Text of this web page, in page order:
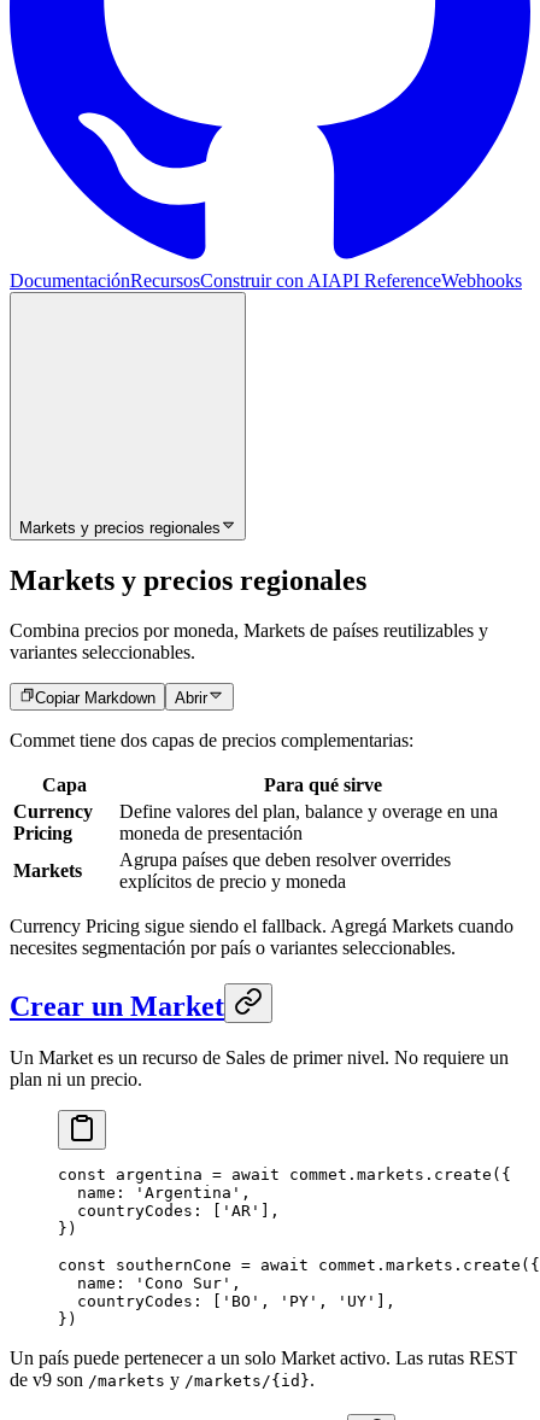
DocumentaciónRecursosConstruir con AIAPI ReferenceWebhooks
Markets y precios regionales
Markets y precios regionales
Combina precios por moneda, Markets de países reutilizables y
variantes seleccionables.
Copiar Markdown Abrir
Commet tiene dos capas de precios complementarias:
Capa
Para qué sirve
Currency
Pricing
Define valores del plan, balance y overage en una
moneda de presentación
Markets
Agrupa países que deben resolver overrides
explícitos de precio y moneda
Currency Pricing sigue siendo el fallback. Agregá Markets cuando
necesites segmentación por país o variantes seleccionables.
Crear un Market
Un Market es un recurso de Sales de primer nivel. No requiere un
plan ni un precio.
const argentina = await commet.markets. create ({
  name:
'Argentina' ,
  countryCodes: [
'AR' ],
})
const southernCone = await commet.markets. create ({
  name:
'Cono Sur' ,
  countryCodes: [
'BO' , 'PY' , 'UY' ],
})
Un país puede pertenecer a un solo Market activo. Las rutas REST
de v9 son /markets y /markets/{id}.